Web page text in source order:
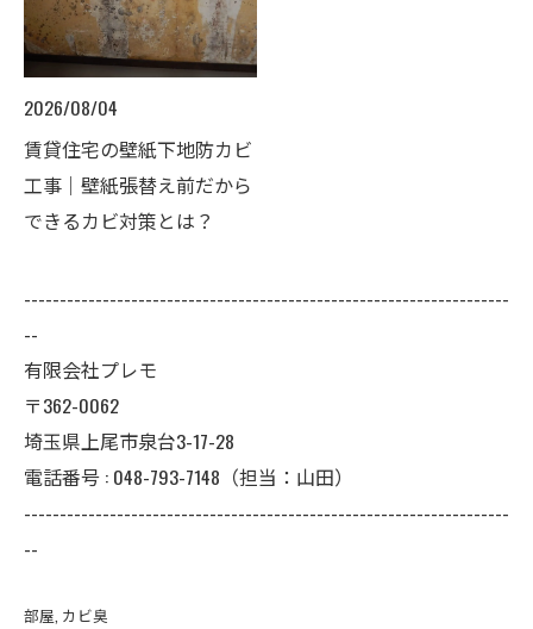
2026/08/04
賃貸住宅の壁紙下地防カビ
工事｜壁紙張替え前だから
できるカビ対策とは？
--------------------------------------------------------------------
--
有限会社プレモ
〒362-0062
埼玉県上尾市泉台3-17-28
電話番号 : 048-793-7148（担当：山田）
--------------------------------------------------------------------
--
部屋 カビ臭